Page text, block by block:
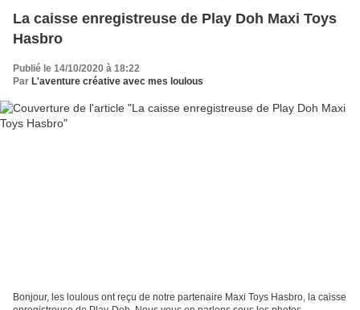
La caisse enregistreuse de Play Doh Maxi Toys
Hasbro
Publié le 14/10/2020 à 18:22
Par L'aventure créative avec mes loulous
Bonjour, les loulous ont reçu de notre partenaire Maxi Toys Hasbro, la caisse